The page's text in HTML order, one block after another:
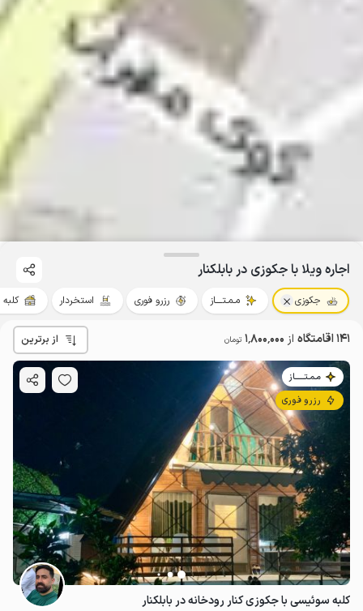
اجاره ویلا با جکوزی در بابلکنار
جکوزی مـمـتــــاز رزرو فوری استخردار
141 اقامتگاه از 1٬800٬000 تومان از برترین
مـمـتــــــاز
رزرو فوری
کلبه سوئیسی با جکوزی کنار رودخانه در بابلکنار